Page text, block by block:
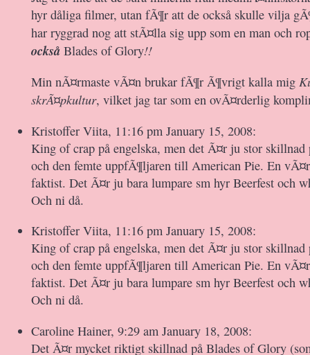
hyr dåliga filmer, utan fÃ¶r att de också skulle vilja
har ryggrad nog att stÃ¤lla sig upp som en man och
också Blades of Glory!!
Min nÃ¤rmaste vÃ¤n brukar fÃ¶r Ã¶vrigt kalla mig
skrÃ¤pkultur, vilket jag tar som en ovÃ¤rderlig
Kristoffer Viita, 11:16 pm January 15, 2008:
King of crap på engelska, men det Ã¤r ju stor
och den femte uppfÃ¶ljaren till American Pie. En
faktist. Det Ã¤r ju bara lumpare sm hyr Beerfest och
Och ni då.
Kristoffer Viita, 11:16 pm January 15, 2008:
King of crap på engelska, men det Ã¤r ju stor
och den femte uppfÃ¶ljaren till American Pie. En
faktist. Det Ã¤r ju bara lumpare sm hyr Beerfest och
Och ni då.
Caroline Hainer, 9:29 am January 18, 2008:
Det Ã¤r mycket riktigt skillnad på Blades of Glory